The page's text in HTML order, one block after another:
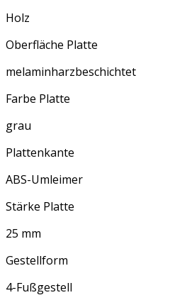
Holz
Oberfläche Platte
melaminharzbeschichtet
Farbe Platte
grau
Plattenkante
ABS-Umleimer
Stärke Platte
25 mm
Gestellform
4-Fußgestell